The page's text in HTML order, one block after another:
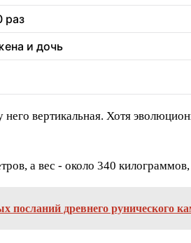
раз
и дочь
вертикальная. Хотя
а вес - около 340
посланий древнего рунического